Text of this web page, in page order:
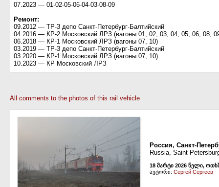
07.2023 — 01-02-05-06-04-03-08-09
Ремонт:
09.2012 — ТР-3 депо Санкт-Петербург-Балтийский
04.2016 — КР-2 Московский ЛРЗ (вагоны 01, 02, 03, 04, 05, 06, 08,
06.2018 — КР-1 Московский ЛРЗ (вагоны 07, 10)
03.2019 — ТР-3 депо Санкт-Петербург-Балтийский
03.2020 — КР-1 Московский ЛРЗ (вагоны 07, 10)
10.2023 — КР Московский ЛРЗ
All comments to the photos of this rail vehicle
Россия, Санкт-
Russia, Saint
18 მარტი 2026 წელი,
ავტორი: Сергей Сергеев